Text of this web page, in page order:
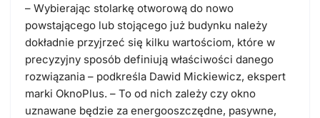
– Wybierając stolarkę otworową do nowo
powstającego lub stojącego już budynku należy
dokładnie przyjrzeć się kilku wartościom, które w
precyzyjny sposób definiują właściwości danego
rozwiązania – podkreśla Dawid Mickiewicz, ekspert
marki OknoPlus. – To od nich zależy czy okno
uznawane będzie za energooszczędne, pasywne,